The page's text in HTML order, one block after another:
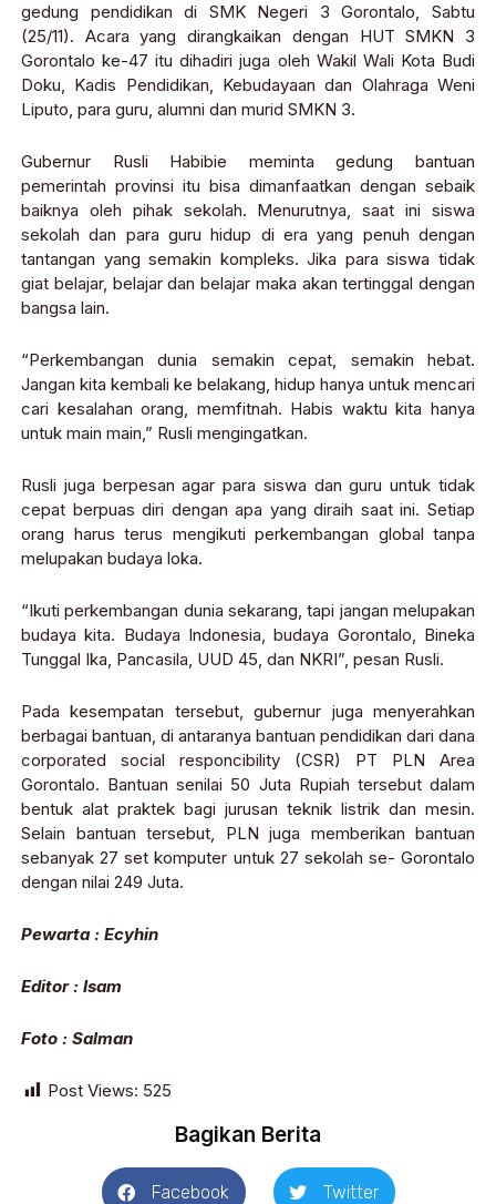
gedung pendidikan di SMK Negeri 3 Gorontalo, Sabtu
(25/11). Acara yang dirangkaikan dengan HUT SMKN 3
Gorontalo ke-47 itu dihadiri juga oleh Wakil Wali Kota Budi
Doku, Kadis Pendidikan, Kebudayaan dan Olahraga Weni
Liputo, para guru, alumni dan murid SMKN 3.
Gubernur Rusli Habibie meminta gedung bantuan
pemerintah provinsi itu bisa dimanfaatkan dengan sebaik
baiknya oleh pihak sekolah. Menurutnya, saat ini siswa
sekolah dan para guru hidup di era yang penuh dengan
tantangan yang semakin kompleks. Jika para siswa tidak
giat belajar, belajar dan belajar maka akan tertinggal dengan
bangsa lain.
“Perkembangan dunia semakin cepat, semakin hebat.
Jangan kita kembali ke belakang, hidup hanya untuk mencari
cari kesalahan orang, memfitnah. Habis waktu kita hanya
untuk main main,” Rusli mengingatkan.
Rusli juga berpesan agar para siswa dan guru untuk tidak
cepat berpuas diri dengan apa yang diraih saat ini. Setiap
orang harus terus mengikuti perkembangan global tanpa
melupakan budaya loka.
“Ikuti perkembangan dunia sekarang, tapi jangan melupakan
budaya kita. Budaya Indonesia, budaya Gorontalo, Bineka
Tunggal Ika, Pancasila, UUD 45, dan NKRI”, pesan Rusli.
Pada kesempatan tersebut, gubernur juga menyerahkan
berbagai bantuan, di antaranya bantuan pendidikan dari dana
corporated social responcibility (CSR) PT PLN Area
Gorontalo. Bantuan senilai 50 Juta Rupiah tersebut dalam
bentuk alat praktek bagi jurusan teknik listrik dan mesin.
Selain bantuan tersebut, PLN juga memberikan bantuan
sebanyak 27 set komputer untuk 27 sekolah se- Gorontalo
dengan nilai 249 Juta.
Pewarta : Ecyhin
Editor : Isam
Foto : Salman
Post Views: 525
Bagikan Berita
Facebook Twitter